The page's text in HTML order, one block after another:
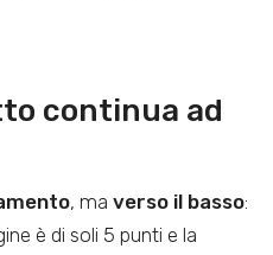
continua ad
, ma verso il basso:
è di soli 5 punti e la